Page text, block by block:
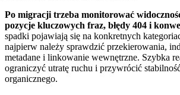
Po migracji trzeba monitorować
pozycje kluczowych fraz, błędy 404 i
spadki pojawiają się na konkretnych
najpierw należy sprawdzić przekierowania,
metadane i linkowanie wewnętrzne. Szybka
ograniczyć utratę ruchu i przywrócić
organicznego.